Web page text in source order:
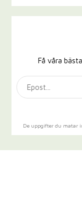
Få våra
De uppgifter du matar